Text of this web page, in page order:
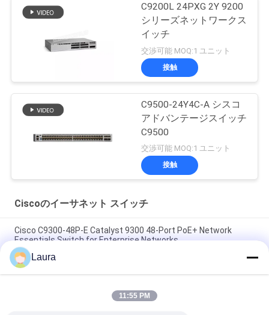
C9200L 24PXG 2Y 9200
シリーズネットワークス
イッチ
交渉可能 MOQ:1 ユニット
接触
C9500-24Y4C-A シスコ
アドバンテージスイッチ
C9500
交渉可能 MOQ:1 ユニット
接触
Ciscoのイーサネット スイッチ
Cisco C9300-48P-E Catalyst 9300 48-Port PoE+ Network
Essentials Switch for Enterprise Networks
Cisco C9300-24S-E Catalyst 9300 24-Port SFP Network
Essentials Switch | Enterprise Fiber Access Switch
Cisco C9300-24UX-A Catalyst 9300 24 ポート マルチギガビッ
Laura
11:55 PM